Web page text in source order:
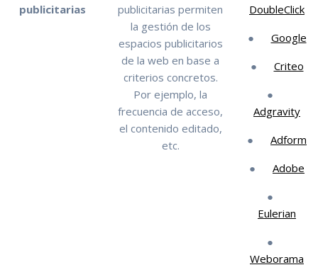
publicitarias
publicitarias permiten
la gestión de los
espacios publicitarios
de la web en base a
criterios concretos.
Por ejemplo, la
frecuencia de acceso,
el contenido editado,
etc.
DoubleClick
● Google
● Criteo
●
Adgravity
● Adform
● Adobe
●
Eulerian
●
Weborama